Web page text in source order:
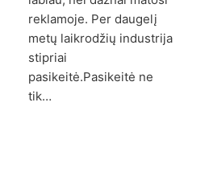
reklamoje. Per daugelį
metų laikrodžių industrija
stipriai
pasikeitė.Pasikeitė ne
tik…